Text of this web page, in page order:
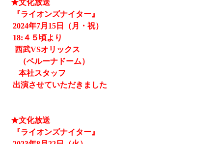
★文化放送
『ライオンズナイター』
2024年7月15日（月・祝）
18:４５頃より
西武VSオリックス
（ベルーナドーム）
本社スタッフ
出演させていただきました
★文化放送
『ライオンズナイター』